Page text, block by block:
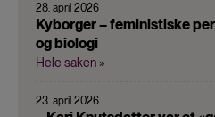
28. april 2026
Kyborger – feministiske
og biologi
Hele saken »
23. april 2026